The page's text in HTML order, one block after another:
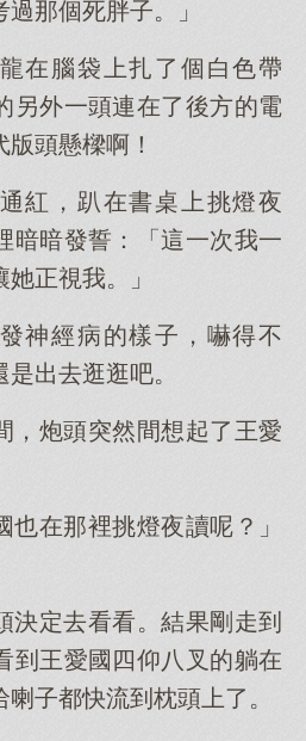
過那個死胖子。」
在腦袋上扎了個白色帶
另外一頭連在了後方的電
頭懸樑啊！
紅，趴在書桌上挑燈夜
暗暗發誓：「這一次我一
正視我。」
神經病的樣子，嚇得不
出去逛逛吧。
，炮頭突然間想起了王愛
也在那裡挑燈夜讀呢？」
決定去看看。結果剛走到
到王愛國四仰八叉的躺在
子都快流到枕頭上了。